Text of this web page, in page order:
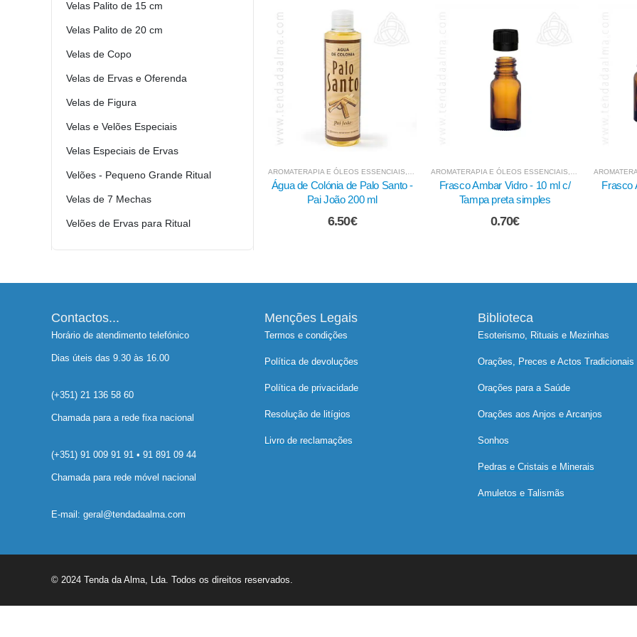
AROMATERAPIA E ÓLEOS ESSENCIAIS BANHOS LÍQUIDOS - EXTRACTOS DE ERVAS,FLUIDOS E VAPORIZADORES,PAU SANTO, PALO SANTO
Pai João 200 ml
6.50€
AROMATERAPIA E ÓLEOS ESSENCIAIS, EMBALAGENS, FRASCOS E ACESSÓRIOS,ÓLEOS DE RITUAL
Frasco Ambar Vidro - 10 ml c/
Tampa preta simples
0.70€
AROMATERAPIA E ÓLEOS ESSENCIAIS, EMBALAGENS,
Frasco Ambar Vidro - 10 ml c/
Vertor
0.80€
Velas Palito de 15 cm
Velas Palito de 20 cm
Velas de Copo
Velas de Ervas e Oferenda
Velas de Figura
Velas e Velões Especiais
Velas Especiais de Ervas
Velões - Pequeno Grande Ritual
Velas de 7 Mechas
Velões de Ervas para Ritual
Contactos...
Horário de atendimento telefónico
Dias úteis das 9.30 às 16.00
(+351) 21 136 58 60
Chamada para a rede fixa nacional
(+351) 91 009 91 91 • 91 891 09 44
Chamada para rede móvel nacional
E-mail: geral@tendadaalma.com
Menções Legais
Termos e condições
Política de devoluções
Política de privacidade
Resolução de litígios
Livro de reclamações
Biblioteca
Esoterismo, Rituais e Mezinhas
Orações, Preces e Actos Tradicionais
Orações para a Saúde
Orações aos Anjos e Arcanjos
Sonhos
Pedras e Cristais e Minerais
Amuletos e Talismãs
© 2024 Tenda da Alma, Lda. Todos os direitos reservados.